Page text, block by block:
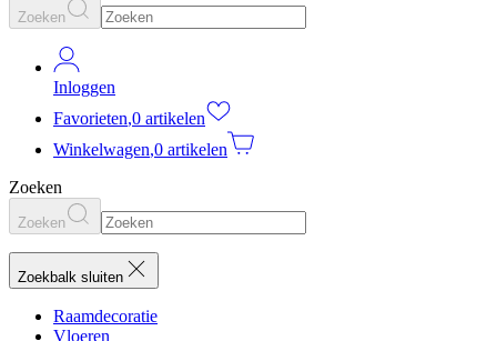
Zoeken
Inloggen
Favorieten,0 artikelen
Winkelwagen,0 artikelen
Zoeken
Zoeken
Zoekbalk sluiten
Raamdecoratie
Vloeren